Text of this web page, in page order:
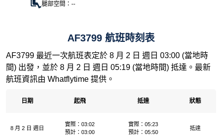
腿部空間：--
AF3799 航班時刻表
AF3799 最近一次航班表定於 8 月 2 日 週日 03:00 (當地時
間) 出發，並於 8 月 2 日 週日 05:19 (當地時間) 抵達。最新
航班資訊由 Whatflytime 提供。
日期 起飛 抵達 狀態
8 月 2 日 週日
實際：03:02
預計：03:00
實際：05:23
預計：05:50
抵達